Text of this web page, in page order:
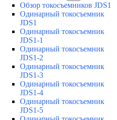
Обзор токосъемников JDS1
Одинарный токосъемник
JDS1
Одинарный токосъемник
JDS1-1
Одинарный токосъемник
JDS1-2
Одинарный токосъемник
JDS1-3
Одинарный токосъемник
JDS1-4
Одинарный токосъемник
JDS1-5